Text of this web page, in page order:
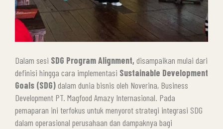
Dalam sesi SDG Program Alignment, disampaikan mulai dari
definisi hingga cara implementasi Sustainable Development
Goals (SDG)dalam dunia bisnis oleh Noverina, Business
Development PT. Magfood Amazy Internasional. Pada
pemaparan ini terfokus untuk menyorot strategi integrasi SDG
dalam operasional perusahaan dan dampaknya bagi